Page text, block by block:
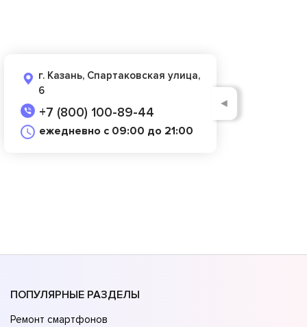
г. Казань, Спартаковская улица,
6
+7 (800) 100-89-44
ежедневно с 09:00 до 21:00
◄
ПОПУЛЯРНЫЕ РАЗДЕЛЫ
Ремонт смартфонов